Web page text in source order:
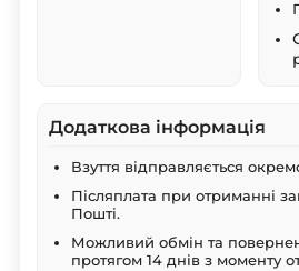
Додаткова інформація
Взуття відправляється
Післяплата при отриманні
Пошті.
Можливий обмін та
протягом 14 днів з моменту